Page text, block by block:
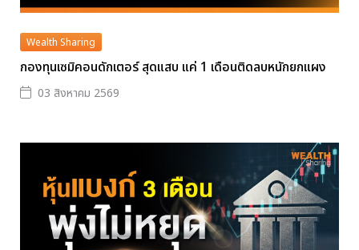
Wealth Sharing
กองทุนเซมิคอนดักเตอร์ สุดแสบ แค่ 1 เดือนติดลบหนักยกแผง
03 สิงหาคม 2569